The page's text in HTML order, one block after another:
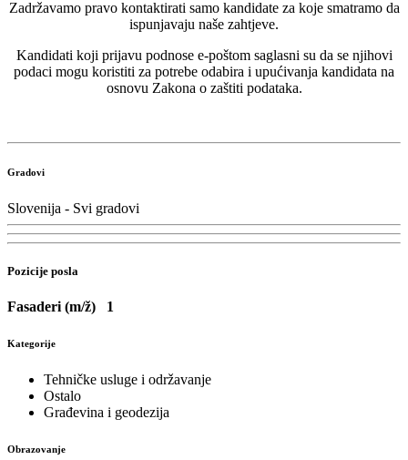
Zadržavamo pravo kontaktirati samo kandidate za koje smatramo da
ispunjavaju naše zahtjeve.
Kandidati koji prijavu podnose e-poštom saglasni su da se njihovi
podaci mogu koristiti za potrebe odabira i upućivanja kandidata na
osnovu Zakona o zaštiti podataka.
Gradovi
Slovenija - Svi gradovi
Pozicije posla
Fasaderi (m/ž) 1
Kategorije
Tehničke usluge i održavanje
Ostalo
Građevina i geodezija
Obrazovanje